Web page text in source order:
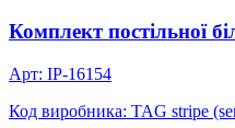
Комплект постільної
Арт: IP-16154
Код виробника: TAG stripe